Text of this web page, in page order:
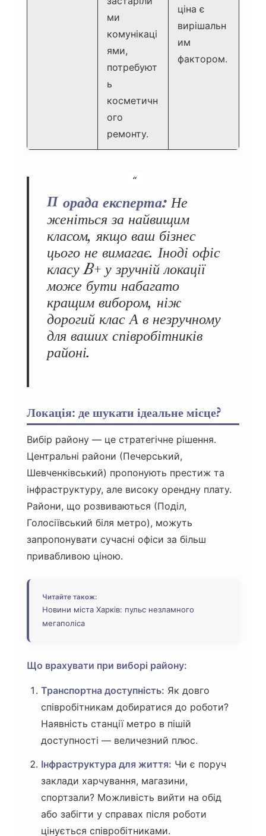
ми
комунікаці
ями,
потребуют
ь
косметичн
ого
ремонту.
ціна є
вирішальн
им
фактором.
Порада експерта: Не
женіться за найвищим
класом, якщо ваш бізнес
цього не вимагає. Іноді офіс
класу B+ у зручній локації
може бути набагато
кращим вибором, ніж
дорогий клас А в незручному
для ваших співробітників
районі.
Локація: де шукати ідеальне місце?
Вибір району — це стратегічне рішення.
Центральні райони (Печерський,
Шевченківський) пропонують престиж та
інфраструктуру, але високу орендну плату.
Райони, що розвиваються (Поділ,
Голосіївський біля метро), можуть
запропонувати сучасні офіси за більш
привабливою ціною.
Читайте також:
Новини міста Харків: пульс незламного
мегаполіса
Що врахувати при виборі району:
Транспортна доступність: Як довго
співробітникам добиратися до роботи?
Наявність станції метро в пішій
доступності — величезний плюс.
Інфраструктура для життя: Чи є поруч
заклади харчування, магазини,
спортзали? Можливість вийти на обід
або забігти у справах після роботи
цінується співробітниками.